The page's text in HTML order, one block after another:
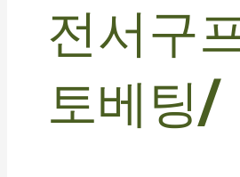
전서구
토베팅/